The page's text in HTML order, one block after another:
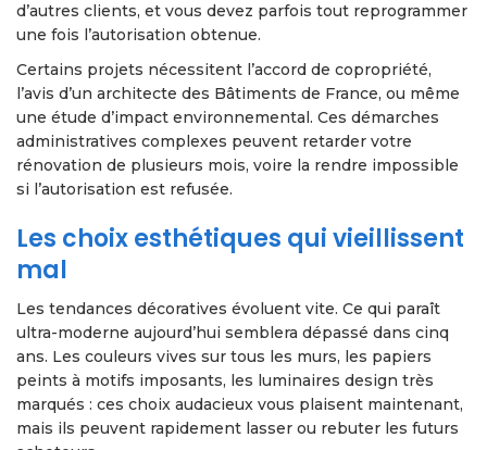
d’autres clients, et vous devez parfois tout reprogrammer
une fois l’autorisation obtenue.
Certains projets nécessitent l’accord de copropriété,
l’avis d’un architecte des Bâtiments de France, ou même
une étude d’impact environnemental. Ces démarches
administratives complexes peuvent retarder votre
rénovation de plusieurs mois, voire la rendre impossible
si l’autorisation est refusée.
Les choix esthétiques qui vieillissent
mal
Les tendances décoratives évoluent vite. Ce qui paraît
ultra-moderne aujourd’hui semblera dépassé dans cinq
ans. Les couleurs vives sur tous les murs, les papiers
peints à motifs imposants, les luminaires design très
marqués : ces choix audacieux vous plaisent maintenant,
mais ils peuvent rapidement lasser ou rebuter les futurs